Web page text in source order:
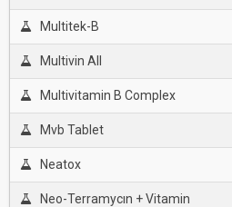
Multitek-B
Multivin All
Multivitamin B Complex
Mvb Tablet
Neatox
Neo-Terramycın + Vitamin